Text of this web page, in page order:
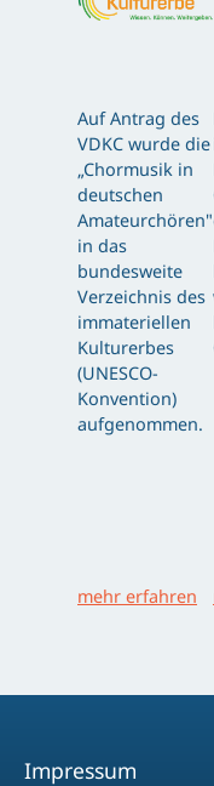
Auf Antrag des
VDKC wurde die
„Chormusik in
deutschen
Amateurchören"
in das
bundesweite
Verzeichnis des
immateriellen
Kulturerbes
(UNESCO-
Konvention)
aufgenommen.
mehr erfahren
Impressum